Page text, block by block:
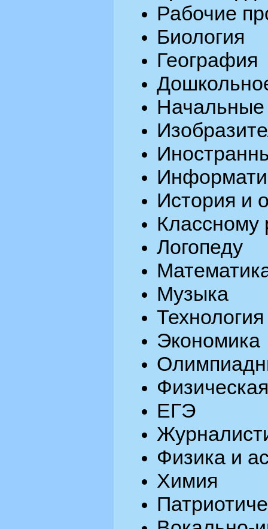
Рабочие
Биология
География
Начальные
История и
Классному
Логопеду
Музыка
Технология
Экономика
ЕГЭ
Физика и
Химия